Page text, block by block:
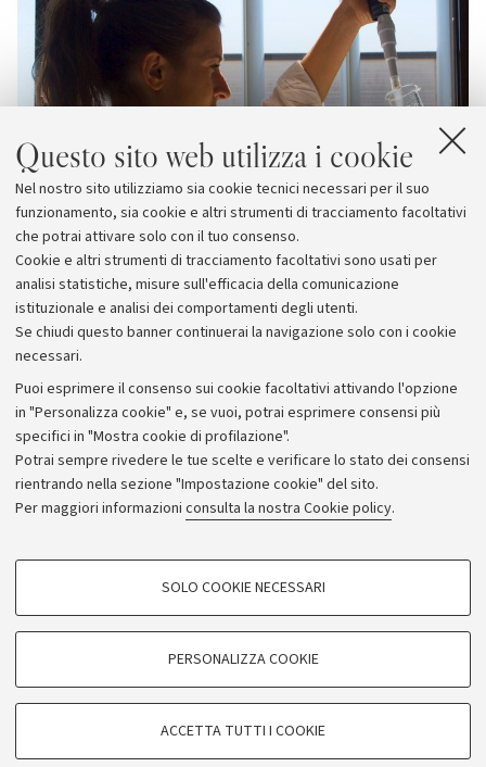
Questo sito web utilizza i cookie
Nel nostro sito utilizziamo sia cookie tecnici necessari per il suo
funzionamento, sia cookie e altri strumenti di tracciamento facoltativi
che potrai attivare solo con il tuo consenso.
Cookie e altri strumenti di tracciamento facoltativi sono usati per
analisi statistiche, misure sull'efficacia della comunicazione
istituzionale e analisi dei comportamenti degli utenti.
Se chiudi questo banner continuerai la navigazione solo con i cookie
necessari.
Puoi esprimere il consenso sui cookie facoltativi attivando l'opzione
in "Personalizza cookie" e, se vuoi, potrai esprimere consensi più
specifici in "Mostra cookie di profilazione".
Potrai sempre rivedere le tue scelte e verificare lo stato dei consensi
rientrando nella sezione "Impostazione cookie" del sito.
Per maggiori informazioni consulta la nostra Cookie policy.
COOKIE DI PROFILAZIONE - FACOLTATIVI
COOKIE TECNICI - NECESSARI
SOLO COOKIE NECESSARI
PERSONALIZZA COOKIE
ACCETTA TUTTI I COOKIE
Archivio
Comunicati stampa
Redazione
Rassegna stampa
© Copyright 2026 - ALMA MATER STUDIORUM - Università di
Bologna - Via Zamboni, 33 - 40126 Bologna - PI: 01131710376 -
CF: 80007010376